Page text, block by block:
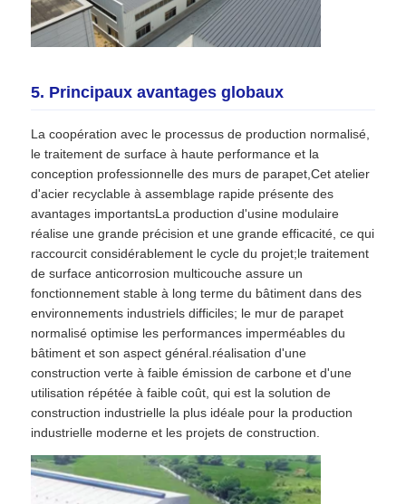
5. Principaux avantages globaux
La coopération avec le processus de production normalisé,
le traitement de surface à haute performance et la
conception professionnelle des murs de parapet,Cet atelier
d'acier recyclable à assemblage rapide présente des
avantages importantsLa production d'usine modulaire
réalise une grande précision et une grande efficacité, ce qui
raccourcit considérablement le cycle du projet;le traitement
de surface anticorrosion multicouche assure un
fonctionnement stable à long terme du bâtiment dans des
environnements industriels difficiles; le mur de parapet
normalisé optimise les performances imperméables du
bâtiment et son aspect général.réalisation d'une
construction verte à faible émission de carbone et d'une
utilisation répétée à faible coût, qui est la solution de
construction industrielle la plus idéale pour la production
industrielle moderne et les projets de construction.